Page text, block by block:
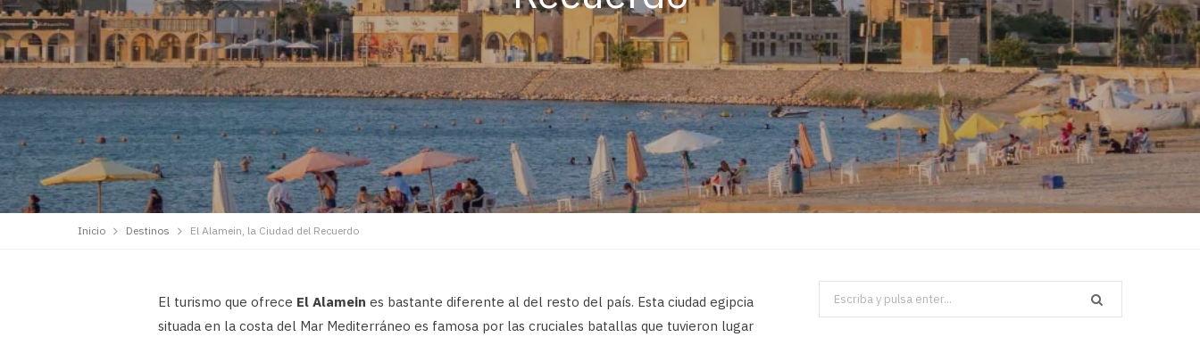
Inicio Destinos El Alamein, la Ciudad del Recuerdo
El turismo que ofrece El Alamein es bastante diferente al del resto del país. Esta ciudad egipcia
situada en la costa del Mar Mediterráneo es famosa por las cruciales batallas que tuvieron lugar
Search
for: